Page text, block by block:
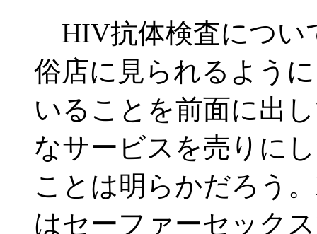
HIV抗体検査につい
俗店に見られるよう
いることを前面に出
なサービスを売りに
ことは明らかだろう
はセーファーセック